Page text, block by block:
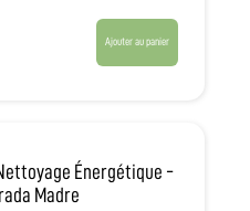
Ajouter au panier
Énergétique -
Madre